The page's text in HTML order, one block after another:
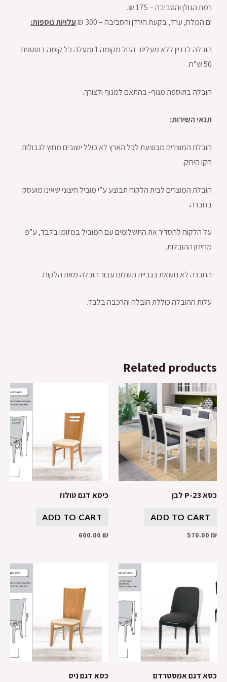
רמת הגולן והסביבה – 175 ₪.
ים המלח, ערד, בקעת הירדן והסביבה – 300 ₪.
עלויות נוספות:
הובלה לבניין ללא מעלית- החל מקומה 1 ומעלה כל קומה בתוספת
50 ש”ח.
הובלה בתוספת מנוף- בהתאם למנוף ולצורך.
תנאי השירות:
הובלת המוצרים מבוצעת לכל הארץ לא כולל ישובים מחוץ לגבולות
הקו הירוק.
הובלת המוצרים לבית הלקוח תבוצע ע”י מוביל חיצוני שאינו מועסק
בחברה.
על הלקוח להסדיר את התשלומים עם המוביל במזומן בלבד, ע”פ
מחירון ההובלות.
החברה לא נושאת בגביית תשלום עבור הובלה מאת הלקוח.
עלות ההובלה כוללת הובלה והרכבה בלבד.
Related products
כסא P-23 לבן
ADD TO CART
570.00 ₪
כיסא דגם טולוז
ADD TO CART
600.00 ₪
כסא דגם אמסטרדם כסא דגם ניס